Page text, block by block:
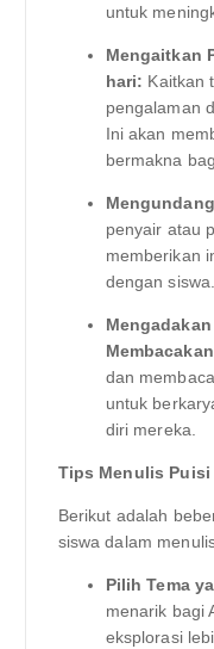
untuk
Mengaitkan
hari: Kaitkan
pengalaman
Ini akan
bermakna
penyair atau
memberikan
dengan siswa.
dan
untuk
diri mereka.
Tips Menulis
Berikut adalah
siswa dalam
Pilih Tema
menarik bagi
eksplorasi